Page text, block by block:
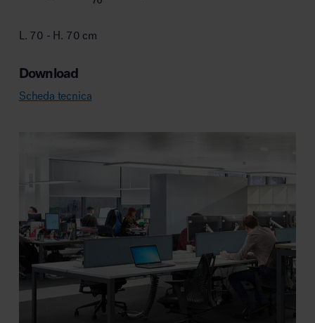
L. 70 - H. 70 cm
Download
Scheda tecnica